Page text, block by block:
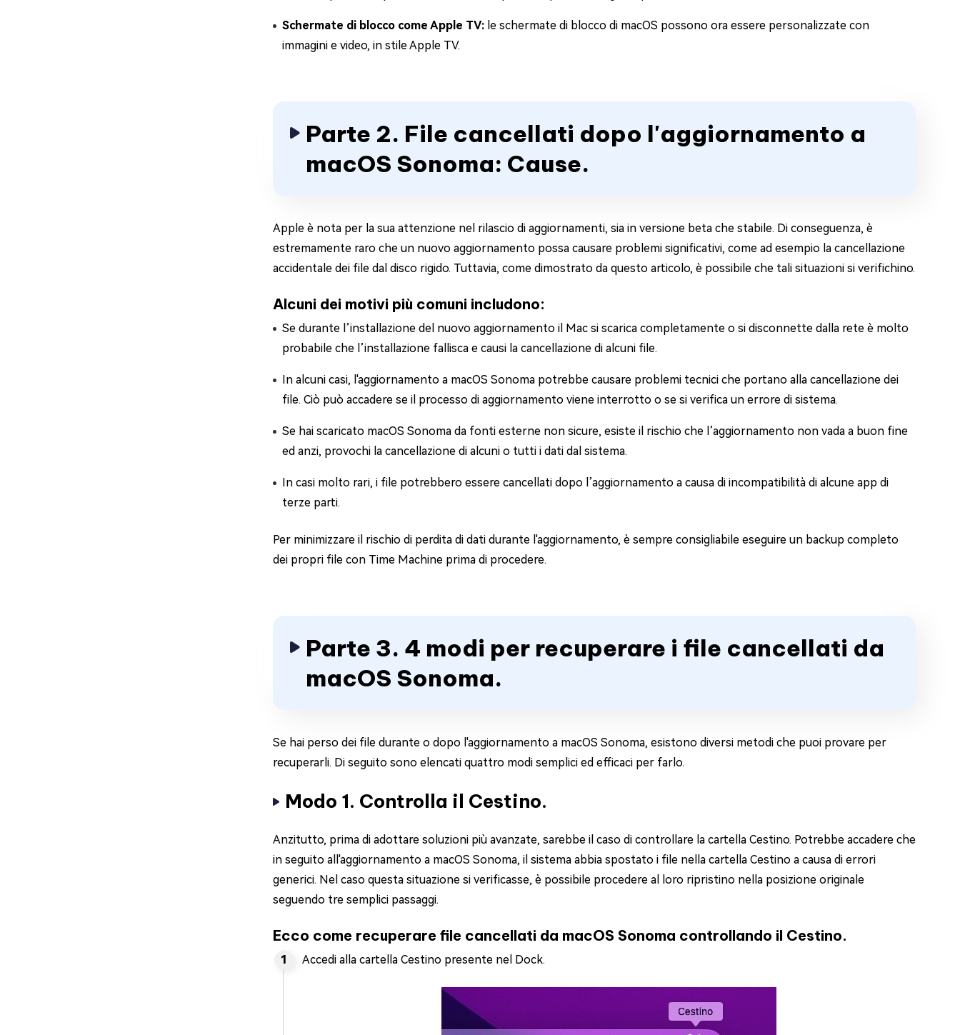
Schermate di blocco come Apple TV: le schermate di blocco di macOS possono ora essere personalizzate con
immagini e video, in stile Apple TV.
Parte 2. File cancellati dopo l'aggiornamento a
macOS Sonoma: Cause.
Apple è nota per la sua attenzione nel rilascio di aggiornamenti, sia in versione beta che stabile. Di conseguenza, è
estremamente raro che un nuovo aggiornamento possa causare problemi significativi, come ad esempio la cancellazione
accidentale dei file dal disco rigido. Tuttavia, come dimostrato da questo articolo, è possibile che tali situazioni si verifichino.
Alcuni dei motivi più comuni includono:
Se durante l’installazione del nuovo aggiornamento il Mac si scarica completamente o si disconnette dalla rete è molto
probabile che l’installazione fallisca e causi la cancellazione di alcuni file.
In alcuni casi, l'aggiornamento a macOS Sonoma potrebbe causare problemi tecnici che portano alla cancellazione dei
file. Ciò può accadere se il processo di aggiornamento viene interrotto o se si verifica un errore di sistema.
Se hai scaricato macOS Sonoma da fonti esterne non sicure, esiste il rischio che l’aggiornamento non vada a buon fine
ed anzi, provochi la cancellazione di alcuni o tutti i dati dal sistema.
In casi molto rari, i file potrebbero essere cancellati dopo l’aggiornamento a causa di incompatibilità di alcune app di
terze parti.
Per minimizzare il rischio di perdita di dati durante l'aggiornamento, è sempre consigliabile eseguire un backup completo
dei propri file con Time Machine prima di procedere.
Parte 3. 4 modi per recuperare i file cancellati da
macOS Sonoma.
Se hai perso dei file durante o dopo l'aggiornamento a macOS Sonoma, esistono diversi metodi che puoi provare per
recuperarli. Di seguito sono elencati quattro modi semplici ed efficaci per farlo.
Modo 1. Controlla il Cestino.
Anzitutto, prima di adottare soluzioni più avanzate, sarebbe il caso di controllare la cartella Cestino. Potrebbe accadere che
in seguito all'aggiornamento a macOS Sonoma, il sistema abbia spostato i file nella cartella Cestino a causa di errori
generici. Nel caso questa situazione si verificasse, è possibile procedere al loro ripristino nella posizione originale
seguendo tre semplici passaggi.
Ecco come recuperare file cancellati da macOS Sonoma controllando il Cestino.
Accedi alla cartella Cestino presente nel Dock.